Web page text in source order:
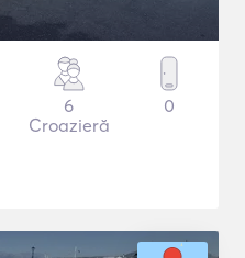
6
Croazieră
0